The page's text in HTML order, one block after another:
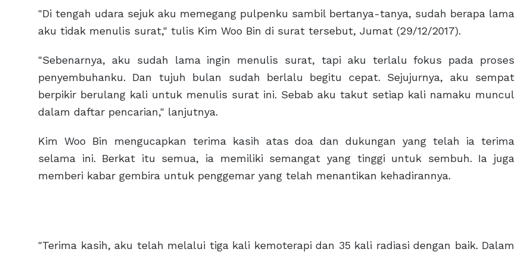
"Di tengah udara sejuk aku memegang pulpenku sambil bertanya-tanya, sudah berapa lama
aku tidak menulis surat," tulis Kim Woo Bin di surat tersebut, Jumat (29/12/2017).
"Sebenarnya, aku sudah lama ingin menulis surat, tapi aku terlalu fokus pada proses
penyembuhanku. Dan tujuh bulan sudah berlalu begitu cepat. Sejujurnya, aku sempat
berpikir berulang kali untuk menulis surat ini. Sebab aku takut setiap kali namaku muncul
dalam daftar pencarian," lanjutnya.
Kim Woo Bin mengucapkan terima kasih atas doa dan dukungan yang telah ia terima
selama ini. Berkat itu semua, ia memiliki semangat yang tinggi untuk sembuh. Ia juga
memberi kabar gembira untuk penggemar yang telah menantikan kehadirannya.
"Terima kasih, aku telah melalui tiga kali kemoterapi dan 35 kali radiasi dengan baik. Dalam